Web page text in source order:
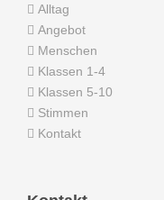
Alltag
Angebot
Menschen
Klassen 1-4
Klassen 5-10
Stimmen
Kontakt